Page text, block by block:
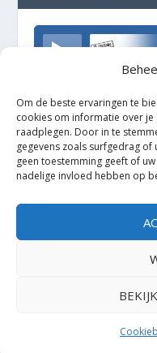
Om de beste ervaringen te
cookies om informatie over
raadplegen. Door in te
gegevens zoals surfgedrag of
geen toestemming geeft of
nadelige invloed hebben op